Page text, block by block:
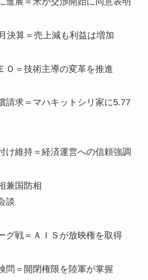
決算＝売上減も利益は増加
Ｏ＝技術主導の変革を推進
請求＝マハキットシリ家に5.77
け維持＝経済運営への信頼強調
兼国防相
談
グ戦＝ＡＩＳが放映権を取得
問＝開閉権限を陸軍が掌握